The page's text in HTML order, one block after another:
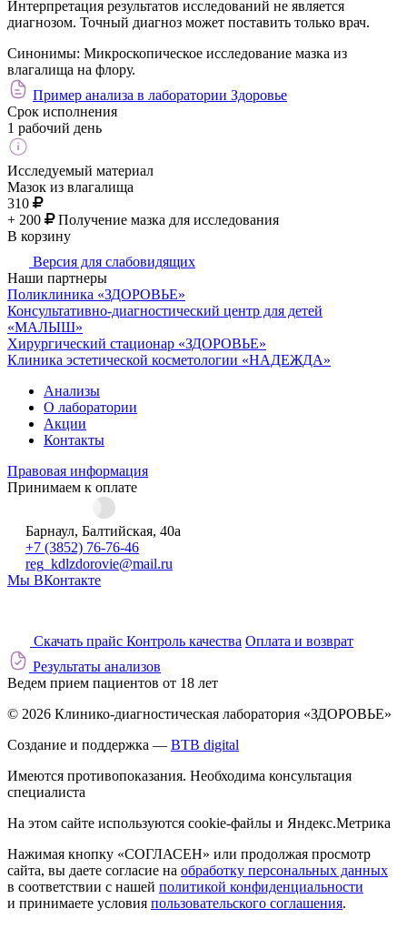
Интерпретация результатов исследований не является
диагнозом. Точный диагноз может поставить только врач.
Синонимы: Микроскопическое исследование мазка из
влагалища на флору.
Пример анализа в лаборатории Здоровье
Срок исполнения
1 рабочий день
Исследуемый материал
Мазок из влагалища
310
+ 200
Получение мазка для исследования
В корзину
Версия для слабовидящих
Наши партнеры
Поликлиника «ЗДОРОВЬЕ»
Консультативно-диагностический центр для детей
«МАЛЫШ»
Хирургический стационар «ЗДОРОВЬЕ»
Клиника эстетической косметологии «НАДЕЖДА»
Анализы
О лаборатории
Акции
Контакты
Правовая информация
Принимаем к оплате
Барнаул, Балтийская, 40а
+7 (3852) 76-76-46
reg_kdlzdorovie@mail.ru
Мы ВКонтакте
Скачать прайс Контроль качества Оплата и возврат
Результаты анализов
Ведем прием пациентов от 18 лет
© 2026 Клинико-диагностическая лаборатория «ЗДОРОВЬЕ»
Создание и поддержка — BTB digital
Имеются противопоказания. Необходима консультация
специалиста
На этом сайте используются cookie-файлы и Яндекс.Метрика
Нажимая кнопку «СОГЛАСЕН» или продолжая просмотр
сайта, вы даете согласие на обработку персональных данных
в соответствии с нашей политикой конфиденциальности
и принимаете условия пользовательского соглашения.